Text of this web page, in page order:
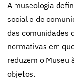
A museologia
social e de
das comunidades
normativas em
reduzem o Museu
objetos.